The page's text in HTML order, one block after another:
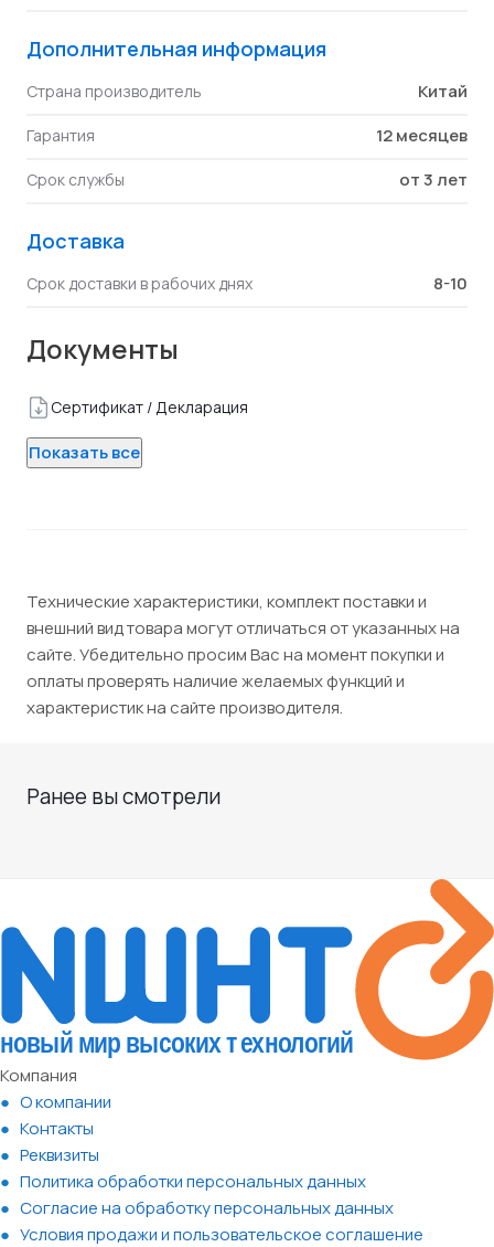
Дополнительная информация
Страна производитель Китай
Гарантия 12 месяцев
Срок службы от 3 лет
Доставка
Срок доставки в рабочих днях 8-10
Документы
Сертификат / Декларация
Показать все
Технические характеристики, комплект поставки и
внешний вид товара могут отличаться от указанных на
сайте. Убедительно просим Вас на момент покупки и
оплаты проверять наличие желаемых функций и
характеристик на сайте производителя.
Ранее вы смотрели
Компания
О компании
Контакты
Реквизиты
Политика обработки персональных данных
Согласие на обработку персональных данных
Условия продажи и пользовательское соглашение